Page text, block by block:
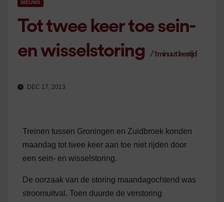
NIEUWS
Tot twee keer toe sein-
en wisselstoring
/1 minuut leestijd
DEC 17, 2013
Treinen tussen Groningen en Zuidbroek konden
maandag tot twee keer aan toe niet rijden door
een sein- en wisselstoring.
De oorzaak van de storing maandagochtend was
stroomuitval. Toen duurde de verstoring